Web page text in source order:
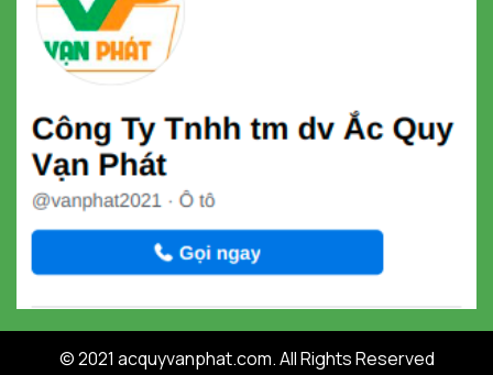
© 2021 acquyvanphat.com. All Rights Reserved